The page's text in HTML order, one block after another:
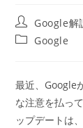
投
稿
者:
Google解
投
テ
ゴ
リ
ー:
Google
最近、Google
な注意を払っ
ップデートは